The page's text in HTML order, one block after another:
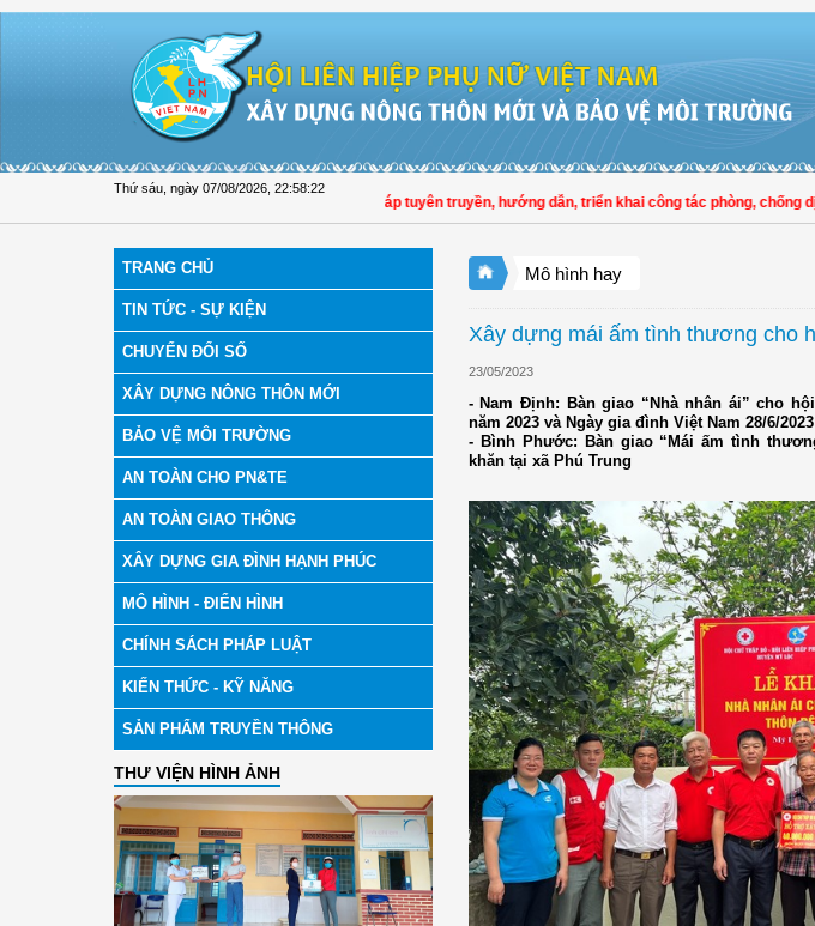
Thứ sáu, ngày 07/08/2026 22:58:23
Hội LHPN tỉnh Đồng Tháp tuyên truyền, hướng dẫn, triển khai công tác phòng, chống dịch
TRANG CHỦ
TIN TỨC - SỰ KIỆN
CHUYỂN ĐỔI SỐ
XÂY DỰNG NÔNG THÔN MỚI
BẢO VỆ MÔI TRƯỜNG
AN TOÀN CHO PN&TE
AN TOÀN GIAO THÔNG
XÂY DỰNG GIA ĐÌNH HẠNH PHÚC
MÔ HÌNH - ĐIỂN HÌNH
CHÍNH SÁCH PHÁP LUẬT
KIẾN THỨC - KỸ NĂNG
SẢN PHẨM TRUYỀN THÔNG
THƯ VIỆN HÌNH ẢNH
Mô hình hay
Xây dựng mái ấm tình thương cho
23/05/2023
- Nam Định: Bàn giao “Nhà nhân ái” cho
năm 2023 và Ngày gia đình Việt Nam 28/6/2023
- Bình Phước: Bàn giao “Mái ấm tình
khăn tại xã Phú Trung